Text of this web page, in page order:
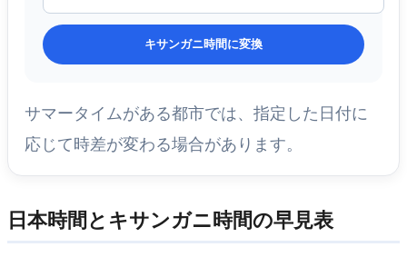
キサンガニ時間に変換
サマータイムがある都市では、指定した日付に
応じて時差が変わる場合があります。
日本時間とキサンガニ時間の早見表